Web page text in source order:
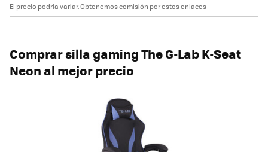
El precio podría variar. Obtenemos comisión por estos enlaces
Comprar silla gaming The G-Lab K-Seat
Neon al mejor precio